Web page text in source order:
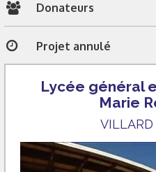
Donateurs
Projet annulé
Lycée général
Marie